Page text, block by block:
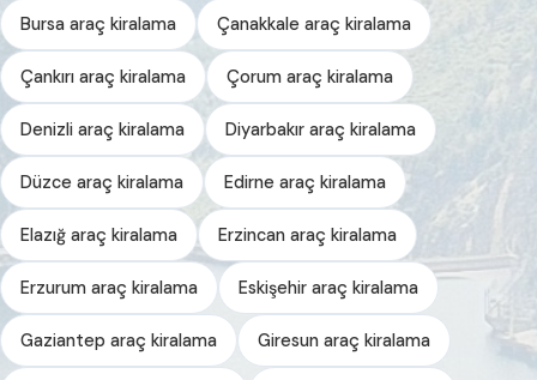
Bursa araç kiralama Çanakkale araç kiralama
Çankırı araç kiralama Çorum araç kiralama
Denizli araç kiralama Diyarbakır araç kiralama
Düzce araç kiralama Edirne araç kiralama
Elazığ araç kiralama Erzincan araç kiralama
Erzurum araç kiralama Eskişehir araç kiralama
Gaziantep araç kiralama Giresun araç kiralama